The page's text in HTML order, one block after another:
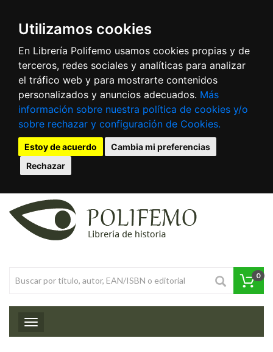
Utilizamos cookies
En Librería Polifemo usamos cookies propias y de
terceros, redes sociales y analíticas para analizar
el tráfico web y para mostrarte contenidos
personalizados y anuncios adecuados. Más
información sobre nuestra política de cookies y/o
sobre rechazar y configuración de Cookies.
Estoy de acuerdo
Cambia mi preferencias
Rechazar
0
Toggle navigation